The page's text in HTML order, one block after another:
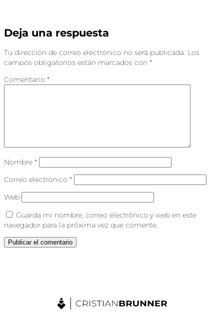
Deja una respuesta
Tu dirección de correo electrónico no será publicada. Los
campos obligatorios están marcados con *
Comentario *
Nombre *
Correo electrónico *
Web
Guarda mi nombre, correo electrónico y web en este
navegador para la próxima vez que comente.